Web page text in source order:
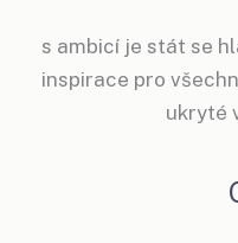
s ambicí je stát se
inspirace pro
ukryté